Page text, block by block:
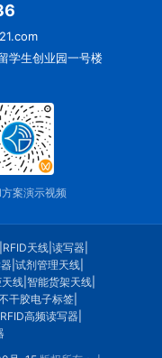
学生创业园一号楼
案演示视频
RFID天线| 读写器|
| 试剂管理天线|
线 |智能货架天线
干胶电子标签|
RFID高频读写器|